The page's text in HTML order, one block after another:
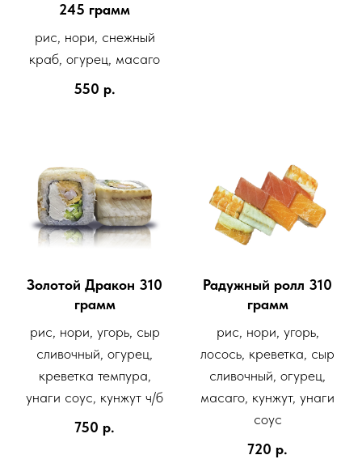
245 грамм
рис, нори, снежный
краб, огурец, масаго
550 р.
Золотой Дракон 310
грамм
рис, нори, угорь, сыр
сливочный, огурец,
креветка темпура,
унаги соус, кунжут ч/б
750 р.
Радужный ролл 310
грамм
рис, нори, угорь,
лосось, креветка, сыр
сливочный, огурец,
масаго, кунжут, унаги
соус
720 р.